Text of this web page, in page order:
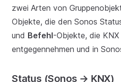
zwei Arten von
Objekte, die den Sonos
und Befehl-Objekte, die
entgegennehmen und in
Status (Sonos → KNX)